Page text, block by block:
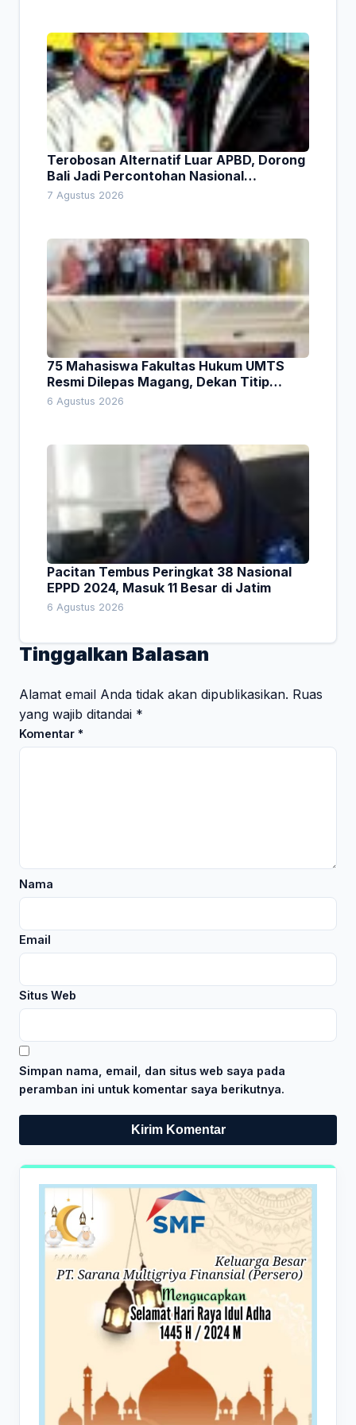
Terobosan Alternatif Luar APBD, Dorong
Bali Jadi Percontohan Nasional
Pembiayaan Daerah
7 Agustus 2026
75 Mahasiswa Fakultas Hukum UMTS
Resmi Dilepas Magang, Dekan Titip
Empat Pesan Penting
6 Agustus 2026
Pacitan Tembus Peringkat 38 Nasional
EPPD 2024, Masuk 11 Besar di Jatim
6 Agustus 2026
Tinggalkan Balasan
Alamat email Anda tidak akan dipublikasikan. Ruas
yang wajib ditandai *
Komentar *
Nama
Email
Situs Web
Simpan nama, email, dan situs web saya pada
peramban ini untuk komentar saya berikutnya.